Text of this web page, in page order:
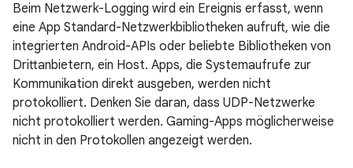
Beim Netzwerk-Logging wird ein Ereignis erfasst, wenn
eine App Standard-Netzwerkbibliotheken aufruft, wie die
integrierten Android-APIs oder beliebte Bibliotheken von
Drittanbietern, ein Host. Apps, die Systemaufrufe zur
Kommunikation direkt ausgeben, werden nicht
protokolliert. Denken Sie daran, dass UDP-Netzwerke
nicht protokolliert werden. Gaming-Apps möglicherweise
nicht in den Protokollen angezeigt werden.